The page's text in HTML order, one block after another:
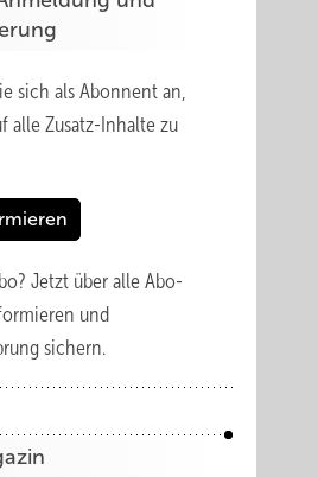
sich als Abonnent an,
alle Zusatz-Inhalte zu
Jetzt über alle Abo-
und
sichern.